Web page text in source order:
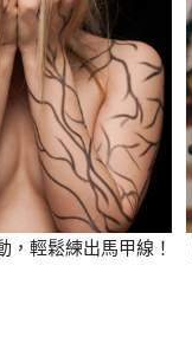
，輕鬆練出馬甲線！